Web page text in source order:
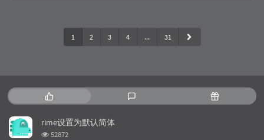
1 2 3 4 ... 31
P
o
u
a
R
a
rime设置为默认简体
浏
52872